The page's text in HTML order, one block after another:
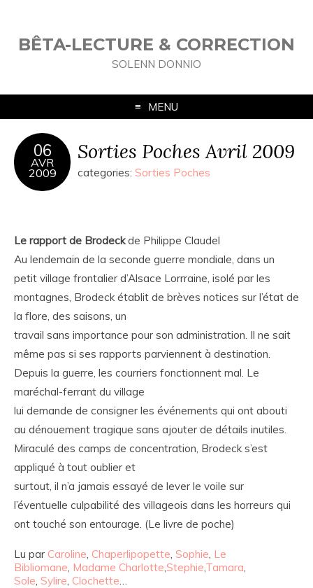
BÊTA-LECTURE & CORRECTION
SOLENN DONNIO
MENU
06
AVR
2009
Sorties Poches Avril 2009
categories: Sorties Poches
Le rapport de Brodeckde Philippe Claudel
Au lendemain de la seconde guerre mondiale, dans un
petit village frontalier d’Alsace Lorrraine, isolé par les
montagnes, Brodeck établit de brèves notices sur l’état de
la flore, des saisons, un
travail sans importance pour son administration. Il ne sait
même pas si ses rapports parviennent à destination.
Depuis la guerre, les courriers fonctionnent mal. Le
maréchal-ferrant du village
lui demande de consigner les événements qui ont abouti
au dénouement tragique sans ajouter de détails inutiles.
Miraculé des camps de concentration, Brodeck s’est
appliqué à tout oublier et
surtout, il n’a jamais essayé de lever le voile sur
l’éventuelle culpabilité des villageois dans les horreurs qui
ont touché son entourage. (Le livre de poche)
Lu par Caroline, Chaperlipopette, Sophie, Le
Bibliomane, Madame Charlotte,Stephie,Tamara,
Sole, Sylire, Clochette…